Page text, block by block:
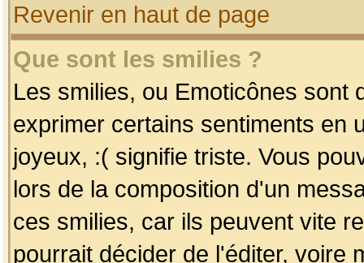
Revenir en haut de page
Que sont les smilies ?
Les smilies, ou Emoticônes sont
exprimer certains sentiments en
joyeux, :( signifie triste. Vous
lors de la composition d'un
ces smilies, car ils peuvent vite
pourrait décider de l'éditer, voire